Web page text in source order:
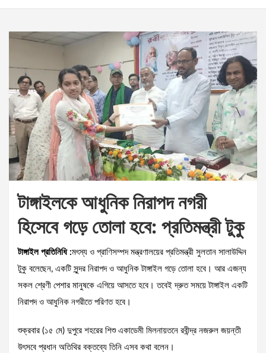
টাঙ্গাইলকে আধুনিক নিরাপদ নগরী
হিসেবে গড়ে তোলা হবে: প্রতিমন্ত্রী টুকু
টাঙ্গাইল প্রতিনিধি :মৎস্য ও প্রাণিসম্পদ মন্ত্রণালয়ের প্রতিমন্ত্রী সুলতান সালাউদ্দিন
টুকু বলেছেন, একটি সুন্দর নিরাপদ ও আধুনিক টাঙ্গাইল গড়ে তোলা হবে। আর এজন্য
সকল শ্রেণী পেশার মানুষকে এগিয়ে আসতে হবে। তবেই দ্রুত সময়ে টাঙ্গাইল একটি
নিরাপদ ও আধুনিক নগরীতে পরিণত হবে।
শুক্রবার (১৫ মে) দুপুরে শহরের শিশু একাডেমী মিলনায়তনে রবীন্দ্র নজরুল জয়ন্তী
উৎসবে প্রধান অতিথির বক্তব্যে তিনি এসব কথা বলেন।